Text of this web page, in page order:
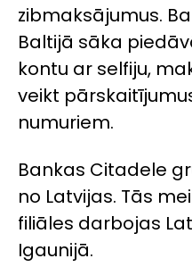
zibmaksājumus.
Baltijā sāka
kontu ar selfiju,
veikt
numuriem.
Bankas Citadele
no Latvijas. Tās
filiāles darbojas
Igaunijā.